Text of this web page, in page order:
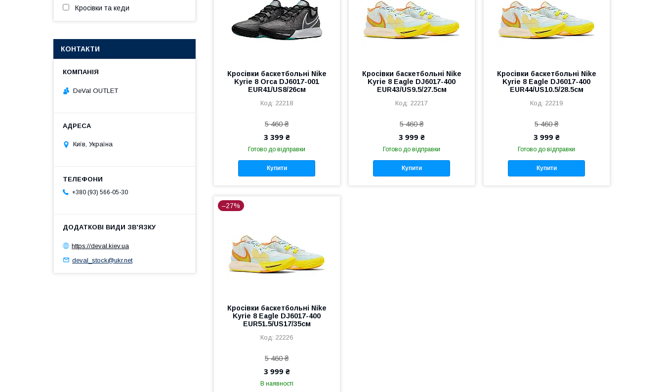
Кросівки баскетбольні Nike
Kyrie 8 Orca DJ6017-001
EUR41/US8/26см
22218
5 460 ₴
3 399 ₴
Готово до відправки
Купити
Кросівки баскетбольні Nike
Kyrie 8 Eagle DJ6017-400
EUR43/US9.5/27.5см
22217
5 460 ₴
3 999 ₴
Готово до відправки
Купити
Кросівки баскетбольні Nike
Kyrie 8 Eagle DJ6017-400
EUR44/US10.5/28.5см
22219
5 460 ₴
3 999 ₴
Готово до відправки
Купити
–27%
Кросівки баскетбольні Nike
Kyrie 8 Eagle DJ6017-400
EUR51.5/US17/35см
22226
5 460 ₴
3 999 ₴
В наявності
Кросівки та кеди
КОНТАКТИ
DeVal OUTLET
Київ, Україна
+380 (93) 566-05-30
https://deval.kiev.ua
deval_stock@ukr.net